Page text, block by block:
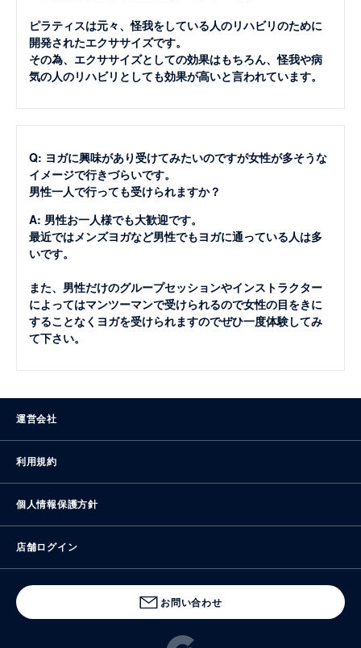
ピラティスは元々、怪我をしている人のリハビリのために
開発されたエクササイズです。
その為、エクササイズとしての効果はもちろん、怪我や病
気の人のリハビリとしても効果が高いと言われています。
Q: ヨガに興味があり受けてみたいのですが女性が多そうな
イメージで行きづらいです。
男性一人で行っても受けられますか？
A: 男性お一人様でも大歓迎です。
最近ではメンズヨガなど男性でもヨガに通っている人は多
いです。
また、男性だけのグループセッションやインストラクター
によってはマンツーマンで受けられるので女性の目をきに
することなくヨガを受けられますのでぜひ一度体験してみ
て下さい。
運営会社
利用規約
個人情報保護方針
店舗ログイン
お問い合わせ